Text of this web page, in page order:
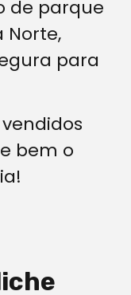
de parque
Norte,
para
bem o